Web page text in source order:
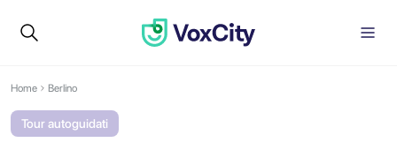
Home Berlino
Tour autoguidati